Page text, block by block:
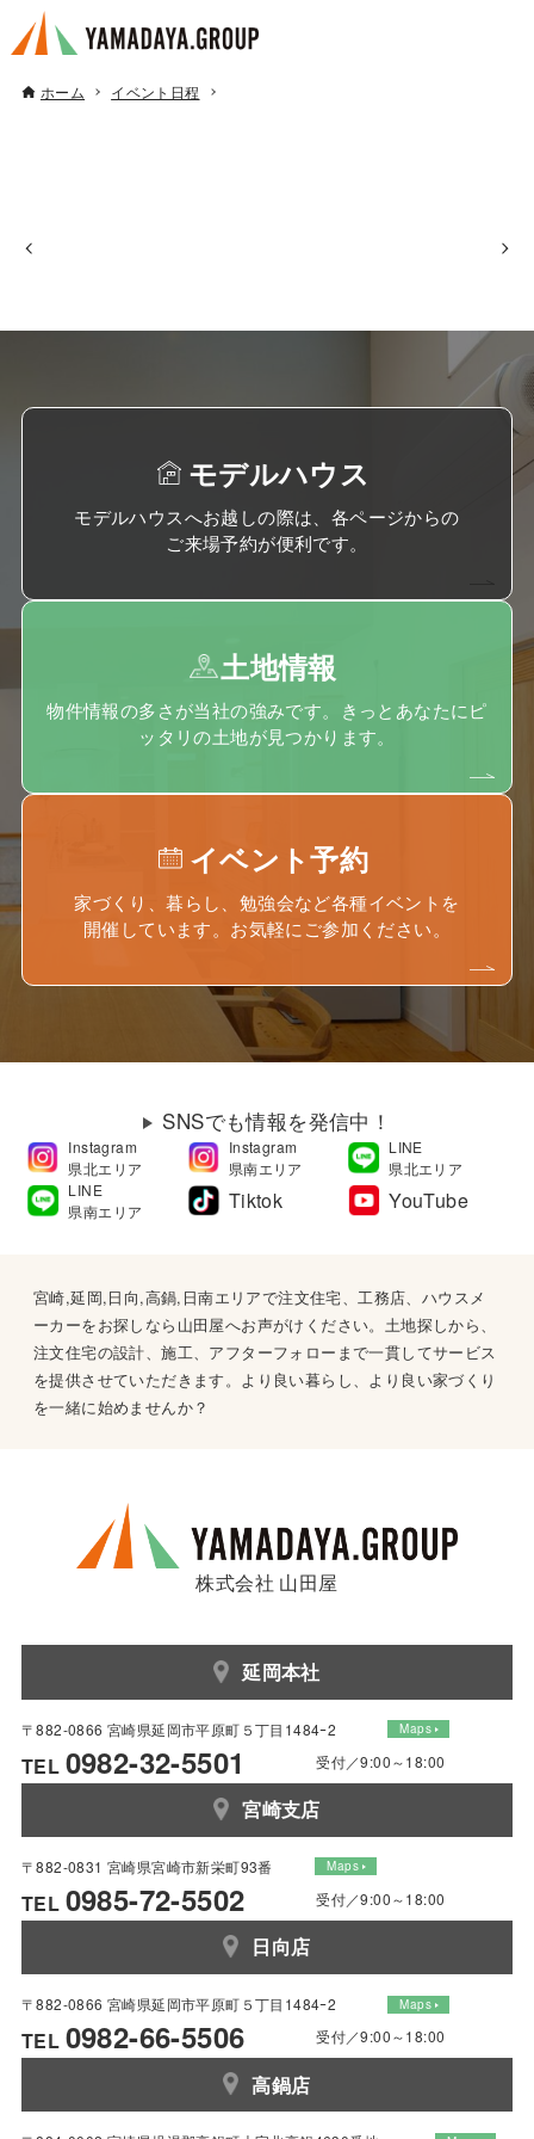
ホーム イベント日程
モデルハウス
モデルハウスへお越しの際は、各ページからの
ご来場予約が便利です。
土地情報
物件情報の多さが当社の強みです。きっとあなたにピ
ッタリの土地が見つかります。
イベント予約
家づくり、暮らし、勉強会など各種イベントを
開催しています。お気軽にご参加ください。
SNSでも情報を発信中！
Instagram
県北エリア
Instagram
県南エリア
LINE
県北エリア
LINE
県南エリア
Tiktok YouTube
宮崎,延岡,日向,高鍋,日南エリアで注文住宅、工務店、ハウスメ
ーカーをお探しなら山田屋へお声がけください。土地探しから、
注文住宅の設計、施工、アフターフォローまで一貫してサービス
を提供させていただきます。より良い暮らし、より良い家づくり
を一緒に始めませんか？
株式会社 山田屋
延岡本社
〒882-0866 宮崎県延岡市平原町５丁目1484ｰ2 Maps
TEL 0982-32-5501 受付／9:00～18:00
宮崎支店
〒882-0831 宮崎県宮崎市新栄町93番 Maps
TEL 0985-72-5502 受付／9:00～18:00
日向店
〒882-0866 宮崎県延岡市平原町５丁目1484ｰ2 Maps
TEL 0982-66-5506 受付／9:00～18:00
高鍋店